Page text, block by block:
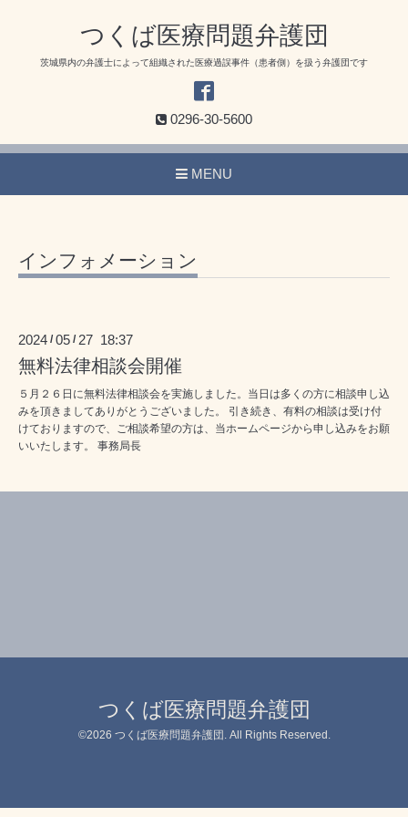
つくば医療問題弁護団
茨城県内の弁護士によって組織された医療過誤事件（患者側）を扱う弁護団です
0296-30-5600
MENU
インフォメーション
2024 /05 / 27 18:37
無料法律相談会開催
５月２６日に無料法律相談会を実施しました。当日は多くの方に相談申し込
みを頂きましてありがとうございました。 引き続き、有料の相談は受け付
けておりますので、ご相談希望の方は、当ホームページから申し込みをお願
いいたします。 事務局長
つくば医療問題弁護団
©2026 つくば医療問題弁護団 . All Rights Reserved.